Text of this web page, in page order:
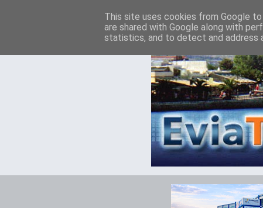
This site uses cookies from Google
are shared with Google along with
statistics, and to detect and address